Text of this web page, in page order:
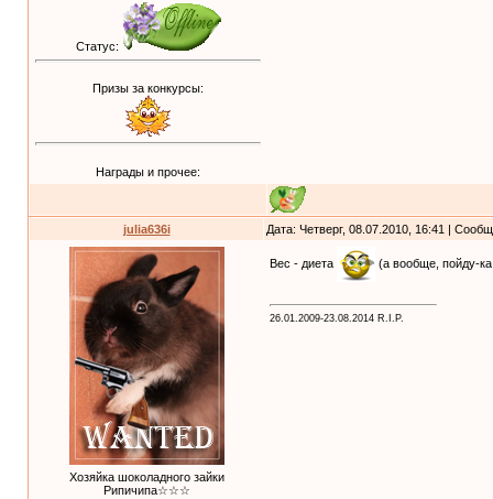
Статус:
Призы за конкурсы:
Награды и прочее:
julia636i Дата: Четверг, 08.07.2010, 16:41 |
Хозяйка шоколадного зайки
Рипичипа☆☆☆
Вес - диета (а вообще, пойду-
26.01.2009-23.08.2014 R.I.P.